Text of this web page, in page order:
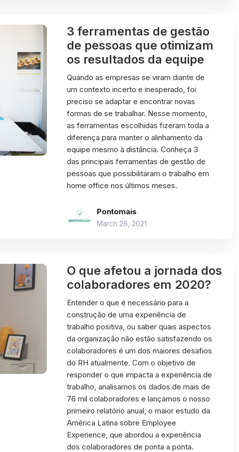
3 ferramentas de gestão
de pessoas que otimizam
os resultados da equipe
Quando as empresas se viram diante de
um contexto incerto e inesperado, foi
preciso se adaptar e encontrar novas
formas de se trabalhar. Nesse momento,
as ferramentas escolhidas fizeram toda a
diferença para manter o alinhamento da
equipe mesmo à distância. Conheça 3
das principais ferramentas de gestão de
pessoas que possibilitaram o trabalho em
home office nos últimos meses.
Pontomais
March 26, 2021
O que afetou a jornada dos
colaboradores em 2020?
Entender o que é necessário para a
construção de uma experiência de
trabalho positiva, ou saber quais aspectos
da organização não estão satisfazendo os
colaboradores é um dos maiores desafios
do RH atualmente. Com o objetivo de
responder o que impacta a experiência de
trabalho, analisamos os dados de mais de
76 mil colaboradores e lançamos o nosso
primeiro relatório anual, o maior estudo da
América Latina sobre Employee
Experience, que abordou a experiência
dos colaboradores de ponta a ponta.